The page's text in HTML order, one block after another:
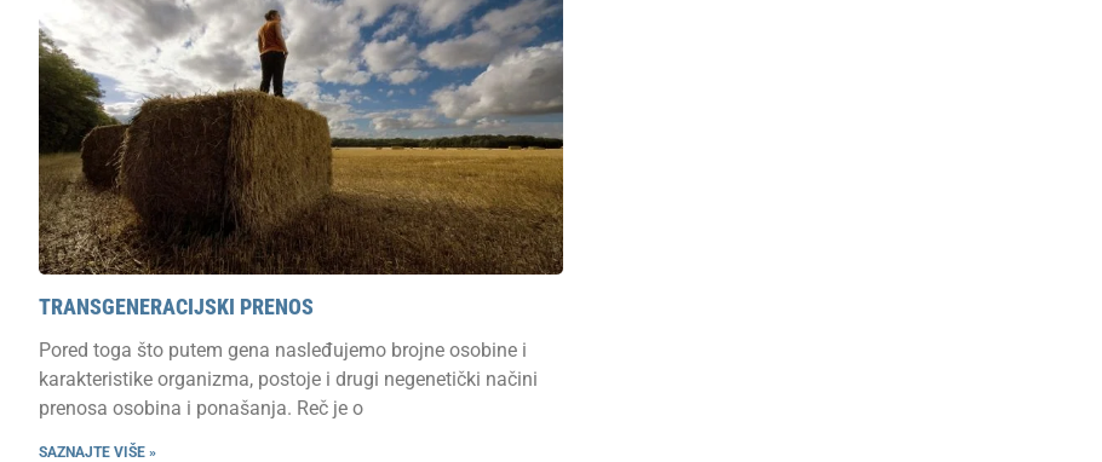
TRANSGENERACIJSKI PRENOS
Pored toga što putem gena nasleđujemo brojne osobine i
karakteristike organizma, postoje i drugi negenetički načini
prenosa osobina i ponašanja. Reč je o
SAZNAJTE VIŠE »